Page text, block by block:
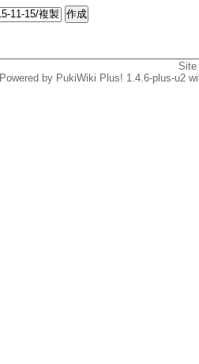
Powered by PukiWiki Plus! 1.4.6-plus-u2